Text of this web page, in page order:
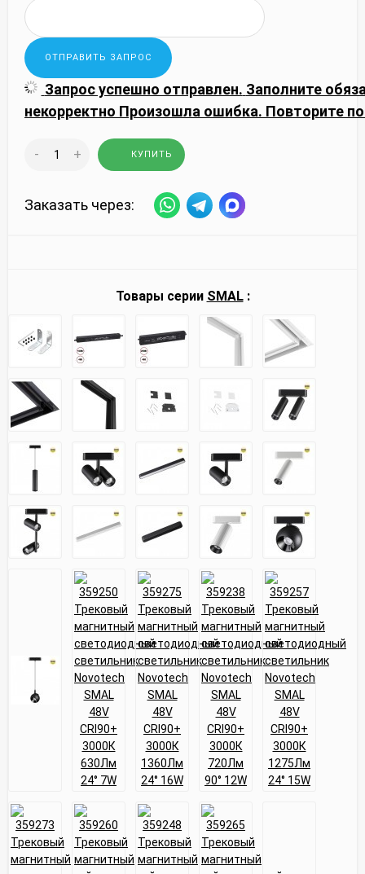
Запрос успешно отправлен. Заполните
некорректно Произошла ошибка. Повторите
- + КУПИТЬ
Заказать через:
Товары серии SMAL: